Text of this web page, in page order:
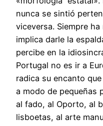
nunca se sintió
viceversa. Siempre
implica darle la
percibe en la
Portugal no es ir a
radica su encanto
a modo de pequeñas
al fado, al Oporto, al
lisboetas, al arte